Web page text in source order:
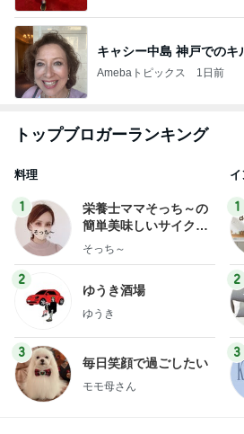
キャシー中島 神戸でのキ
Amebaトピックス 1日前
トップブロガーランキング
料理
1
栄養士ママそっち～の
簡単美味しいサイクル
献立
そっち～
2
ゆうき酒場
ゆうき
3
毎日笑顔で過ごしたい
モモ母さん
1
2
3